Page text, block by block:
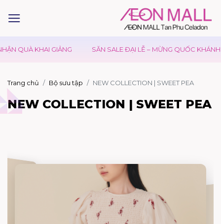
QUÀ KHAI GIẢNG SĂN SALE ĐẠI LỄ – MỪNG QUỐC KHÁNH
Trang chủ Bộ sưu tập NEW COLLECTION | SWEET PEA
NEW COLLECTION | SWEET PEA